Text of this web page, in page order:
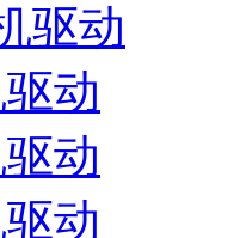
驱动
动
动
动